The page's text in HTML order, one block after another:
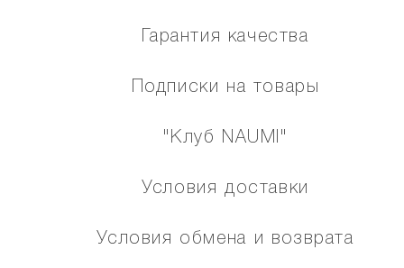
Гарантия качества
Подписки на товары
"Клуб NAUMI"
Условия доставки
Условия обмена и возврата